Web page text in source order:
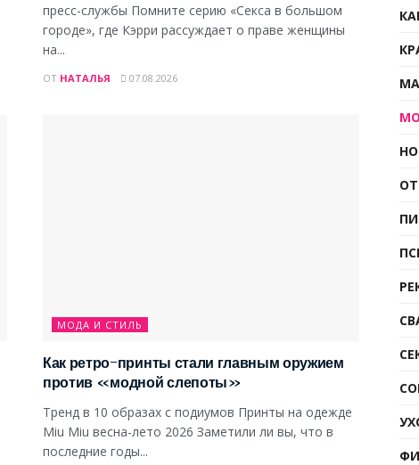
пресс-службы Помните серию «Секса в большом
городе», где Кэрри рассуждает о праве женщины
на...
ОТ НАТАЛЬЯ 07.08.2026
МОДА И СТИЛЬ
Как ретро-принты стали главным оружием
против «модной слепоты»
Тренд в 10 образах с подиумов Принты на одежде
Miu Miu весна-лето 2026 Заметили ли вы, что в
последние годы...